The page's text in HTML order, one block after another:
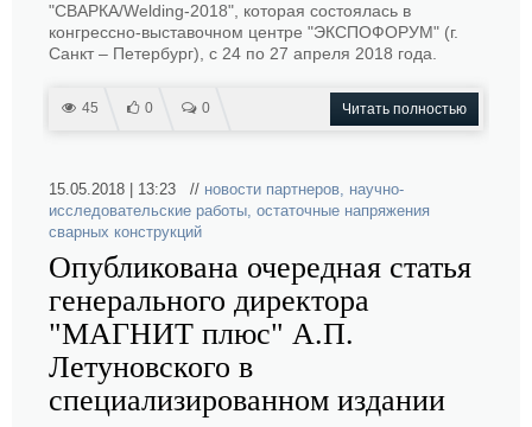
"СВАРКА/Welding-2018", которая состоялась в
конгрессно-выставочном центре "ЭКСПОФОРУМ" (г.
Санкт – Петербург), с 24 по 27 апреля 2018 года.
45 0 0 Читать полностью
15.05.2018 | 13:23 // новости партнеров, научно-
исследовательские работы, остаточные напряжения
сварных конструкций
Опубликована очередная статья
генерального директора
"МАГНИТ плюс" А.П.
Летуновского в
специализированном издании